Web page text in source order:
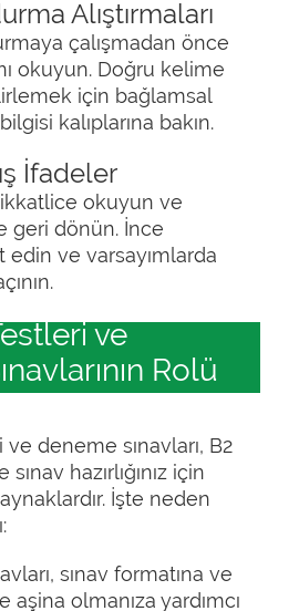
Alıştırmaları
çalışmadan önce
okuyun. Doğru kelime
için bağlamsal
kalıplarına bakın.
İfadeler
okuyun ve
geri dönün. İnce
edin ve varsayımlarda
ve
Rolü
ve deneme sınavları, B2
hazırlığınız için
İşte neden
sınav formatına ve
aşina olmanıza yardımcı